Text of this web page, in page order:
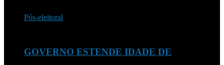
GOVERNO ESTENDE IDADE DE